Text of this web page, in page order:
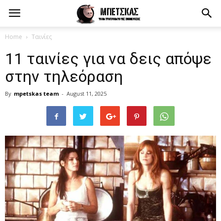
Home Ταινίες
11 ταινίες για να δεις απόψε
στην τηλεόραση
By mpetskas team - August 11, 2025